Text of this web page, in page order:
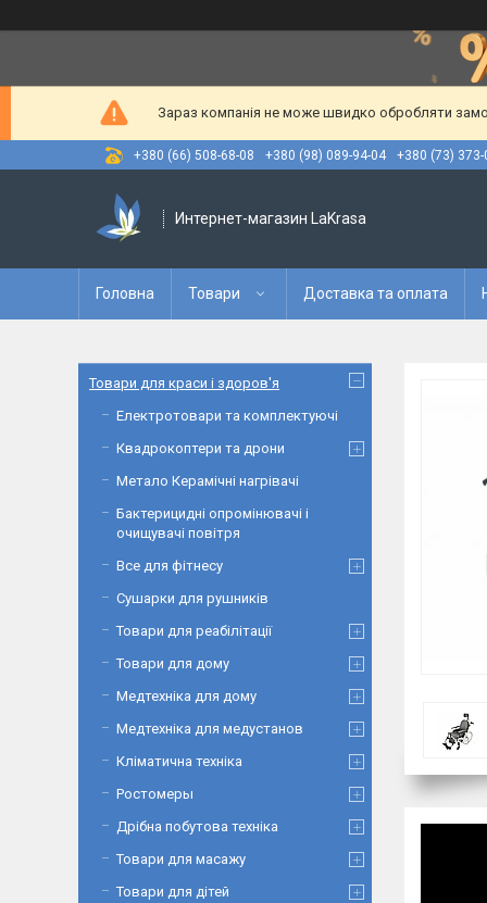
Зараз компанія не може швидко обробляти
+380 (66) 508-68-08 +380 (98) 089-94-04 +380 (73) 373-
Интернет-магазин LaKrasa
Головна Товари Доставка та оплата
Товари для краси і здоров'я
Електротовари та комплектуючі
Квадрокоптери та дрони
Метало Керамічні нагрівачі
Бактерицидні опромінювачі і
очищувачі повітря
Все для фітнесу
Сушарки для рушників
Товари для реабілітації
Товари для дому
Медтехніка для дому
Медтехніка для медустанов
Кліматична техніка
Ростомеры
Дрібна побутова техніка
Товари для масажу
Товари для дітей